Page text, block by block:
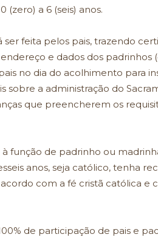
(zero) a 6 (seis) anos.
ser feita pelos pais, trazendo
e dados dos padrinhos
no dia do acolhimento para
sobre a administração do
que preencherem os
função de padrinho ou
anos, seja católico, tenha
com a fé cristã católica e
de participação de pais e